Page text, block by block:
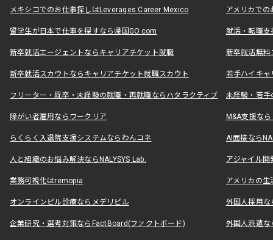
メキシコでのお仕事探しはLeverages Career Mexico アメリカで
留学生が日本で仕事を探すなら帰国GO.com 就活・転職
新卒就活エージェントならキャリアチケット就職 新卒就活無料
新卒就活スカウトならキャリアチケット就職スカウト 若手ハイキ
フリーター・既卒・未経験の就職・再就職ならハタラクティブ 未経験・若手
障がい者雇用ならワークリア M&A支援な
らくらく入退院支援システムならわんコネ AI面接なら
人と組織のお悩み解決ならNALYSYS Lab. アジャイル
業務可視化はremopia アメリカの
オンラインピル診療ならメデリピル 外国人採用
企業研究・選考対策ならFactBoard(ファクトボード) 外国人派遣な